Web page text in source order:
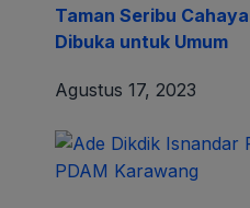
Taman Seribu
Dibuka untuk Umum
Agustus 17, 2023